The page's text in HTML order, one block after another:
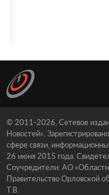
© 2011-2026, Сетевое
Новостей».
сфере связи,
26 июня 2015 года.
Соучредители: АО
Правительство Орловской
Т.В.